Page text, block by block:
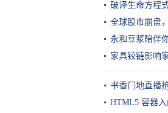
破译生命方程
全球股市崩盘
永和豆浆陪伴
家具铰链影响
书香门地直播
HTML5 容器